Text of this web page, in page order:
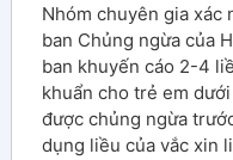
Nhóm chuyên gia xác
ban Chủng ngừa của
ban khuyến cáo 2-4
khuẩn cho trẻ em
được chủng ngừa
dụng liều của vắc xin